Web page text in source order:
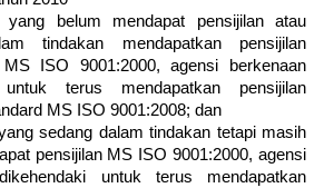
yang belum mendapat pensijilan atau
tindakan mendapatkan pensijilan
MS ISO 9001:2000, agensi berkenaan
untuk terus mendapatkan pensijilan
MS ISO 9001:2008; dan
sedang dalam tindakan tetapi masih
pensijilan MS ISO 9001:2000, agensi
untuk terus mendapatkan